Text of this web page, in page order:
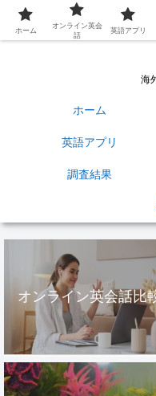
英
海
ホーム
英語アプリ
調査結果
オンライン英会話比
ホーム
オンライン英会
話
英語アプリ